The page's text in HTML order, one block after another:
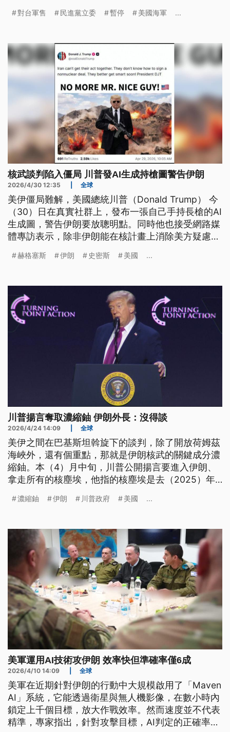
息，也期盼國會如期審議國防特別預算。
對台軍售 民進黨立委 暫停 美國海軍 ...
核武談判陷入僵局 川普發AI生成持槍圖警告伊朗
2026/4/30 12:35 全球
美伊僵局難解，美國總統川普（Donald Trump） 今
（30）日在真實社群上，發布一張自己手持長槍的AI
生成圖，警告伊朗要放聰明點。同時他也接受網路媒
體專訪表示，除非伊朗能在核計畫上消除美方疑慮，
判僵局加上荷姆茲海峽持續雙重封鎖，國際原油價格
120美元大關，創下了2022年6月以來的新高。
赫格塞斯 伊朗 史密斯 美國 ...
川普揚言奪取濃縮鈾 伊朗外長：沒得談
2026/4/24 14:09 全球
美伊之間在巴基斯坦斡旋下的談判，除了開放荷姆茲
海峽外，還有個重點，那就是伊朗核武的關鍵成分濃
縮鈾。本（4）月中旬，川普公開揚言要進入伊朗、
拿走所有的核塵埃，他指的核塵埃是去（2025）年
雖然伊朗已悍然拒絕交給美國，但透過美軍地面部隊
終都在川普政府的盤算之中。
濃縮鈾 伊朗 川普政府 美國 ...
美軍運用AI技術攻伊朗 效率快但準確率僅6成
2026/4/10 14:09 全球
美軍在近期針對伊朗的行動中大規模啟用了「Maven
AI」系統，它能透過衛星與無人機影像，在數小時內
鎖定上千個目標，放大作戰效率。然而速度並不代表
精準，專家指出，針對攻擊目標，AI判定的正確率只